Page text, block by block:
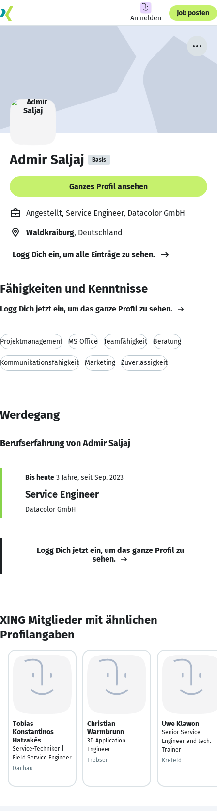
Anmelden
Job posten
Admir Saljaj Basis
Ganzes Profil ansehen
Angestellt, Service Engineer, Datacolor GmbH
Waldkraiburg, Deutschland
Logg Dich ein, um alle Einträge zu sehen.
Fähigkeiten und Kenntnisse
Logg Dich jetzt ein, um das ganze Profil zu sehen.
Projektmanagement MS Office Teamfähigkeit Beratung
Kommunikationsfähigkeit Marketing Zuverlässigkeit
Werdegang
Berufserfahrung von Admir Saljaj
Bis heute 3 Jahre, seit Sep. 2023
Service Engineer
Datacolor GmbH
Logg Dich jetzt ein, um das ganze Profil zu
sehen.
XING Mitglieder mit ähnlichen
Profilangaben
Tobias
Konstantinos
Hatzakés
Service-Techniker |
Field Service Engineer
Dachau
Christian
Warmbrunn
3D Application
Engineer
Trebsen
Uwe Klawon
Senior Service
Engineer and tech.
Trainer
Krefeld